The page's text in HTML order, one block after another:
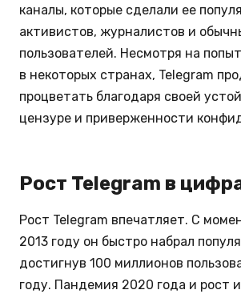
каналы, которые сделали ее
активистов, журналистов и
пользователей. Несмотря на
в некоторых странах, Telegram
процветать благодаря своей
цензуре и приверженности
Рост Telegram в
Рост Telegram впечатляет. С
2013 году он быстро набрал
достигнув 100 миллионов
году. Пандемия 2020 года и рост